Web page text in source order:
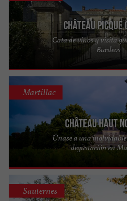
Château
Cata de vinos y visita
Burdeos
Château Haut
Únase a una
degustación en
Martillac
Sauternes